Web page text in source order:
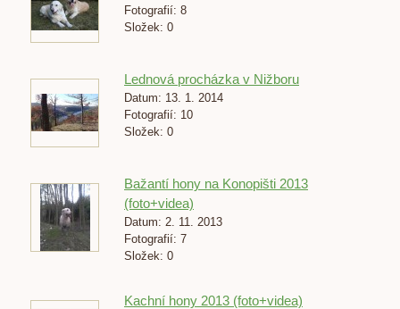
Fotografií: 8
Složek: 0
Lednová procházka v Nižboru
Datum: 13. 1. 2014
Fotografií: 10
Složek: 0
Bažantí hony na Konopišti 2013
(foto+videa)
Datum: 2. 11. 2013
Fotografií: 7
Složek: 0
Kachní hony 2013 (foto+videa)